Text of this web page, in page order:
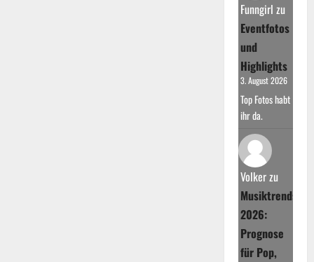
Funngirl zu
Eventfotos
und
Highlights
3. August 2026
Top Fotos habt
ihr da.
Volkerzu
Musiktrends
2026:
Prognose
für Pop,